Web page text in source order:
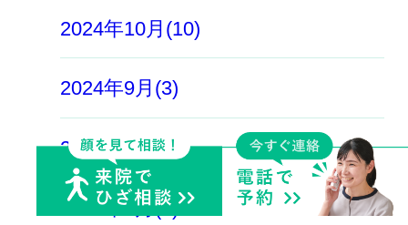
2024年10月(10)
2024年9月(3)
2024年8月(2)
2024年7月(6)